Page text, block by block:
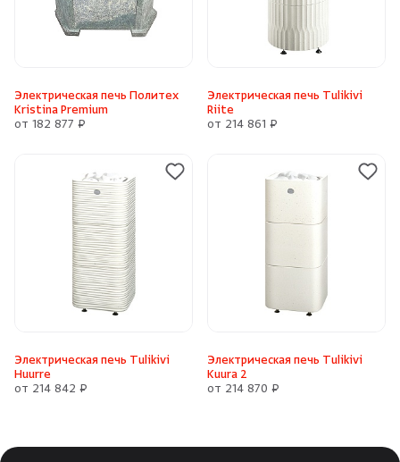
Электрическая печь Политех
Kristina Premium
от 182 877 ₽
Электрическая печь Tulikivi
Riite
от 214 861 ₽
Электрическая печь Tulikivi
Huurre
от 214 842 ₽
Электрическая печь Tulikivi
Kuura 2
от 214 870 ₽